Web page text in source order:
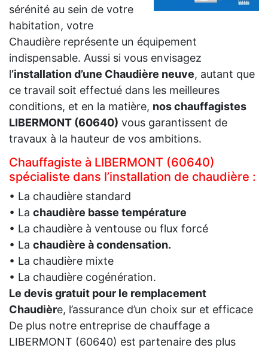
sérénité au sein de votre
habitation, votre
Chaudière représente un équipement
indispensable. Aussi si vous envisagez
l’installation d’une Chaudière neuve, autant que
ce travail soit effectué dans les meilleures
conditions, et en la matière, nos chauffagistes
LIBERMONT (60640) vous garantissent de
travaux à la hauteur de vos ambitions.
Chauffagiste à LIBERMONT (60640)
spécialiste dans l’installation de chaudière :
• La chaudière standard
• La chaudière basse température
• La chaudière à ventouse ou flux forcé
• La chaudière à condensation.
• La chaudière mixte
• La chaudière cogénération.
Le devis gratuit pour le remplacement
Chaudière, l’assurance d’un choix sur et efficace
De plus notre entreprise de chauffage a
LIBERMONT (60640) est partenaire des plus